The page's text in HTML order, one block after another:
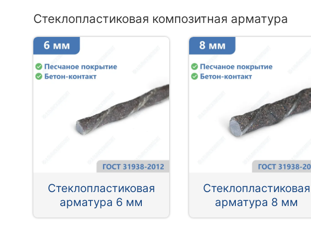
Стеклопластиковая композитная арматура
Стеклопластиковая
арматура 6 мм
Стеклопластиковая
арматура 8 мм